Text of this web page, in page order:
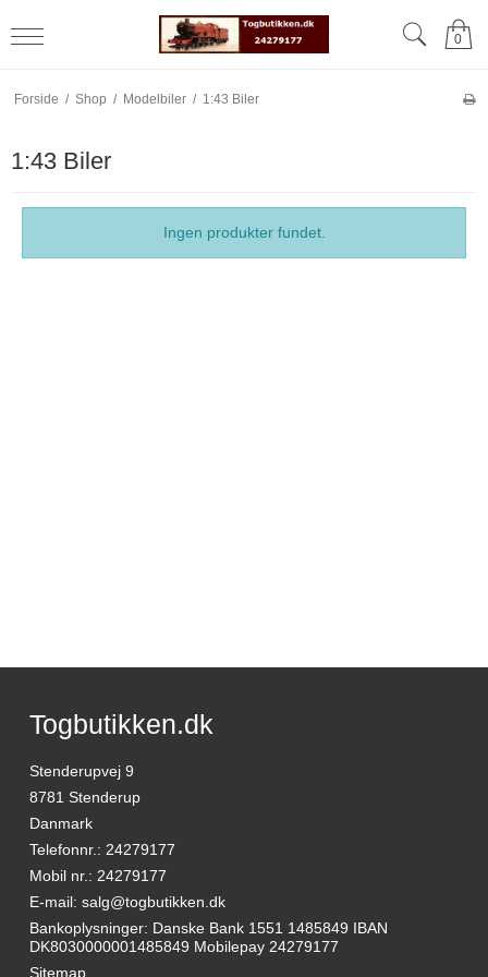
0
Forside / Shop / Modelbiler / 1:43 Biler
1:43 Biler
Ingen produkter fundet.
Togbutikken.dk
Stenderupvej 9
8781 Stenderup
Danmark
Telefonnr. : 24279177
Mobil nr. : 24279177
E-mail: salg@togbutikken.dk
Bankoplysninger: Danske Bank 1551 1485849 IBAN
DK8030000001485849 Mobilepay 24279177
Sitemap